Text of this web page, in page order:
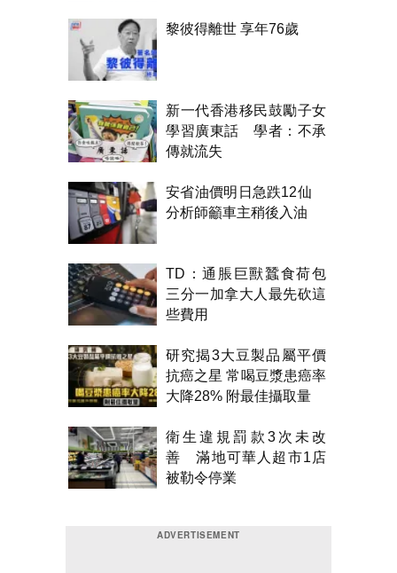
黎彼得離世 享年76歲
新一代香港移民鼓勵子女
學習廣東話 學者：不承
傳就流失
安省油價明日急跌12仙
分析師籲車主稍後入油
TD：通脹巨獸蠶食荷包
三分一加拿大人最先砍這
些費用
研究揭3大豆製品屬平價
抗癌之星 常喝豆漿患癌率
大降28% 附最佳攝取量
衛生違規罰款3次未改
善 滿地可華人超市1店
被勒令停業